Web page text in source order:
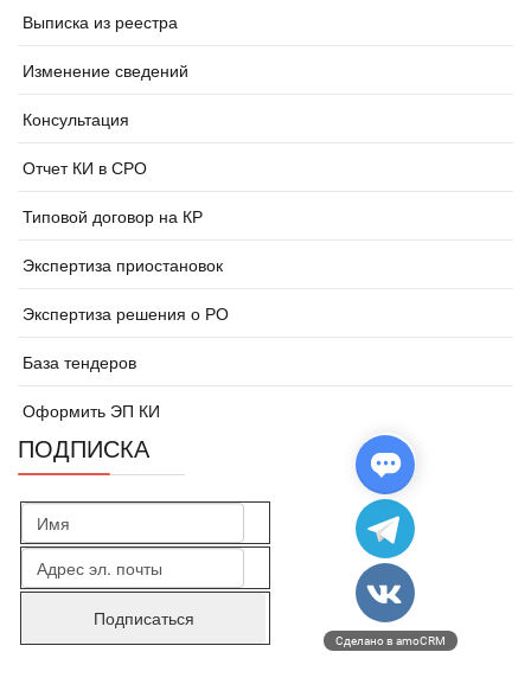
Выписка из реестра
Изменение сведений
Консультация
Отчет КИ в СРО
Типовой договор на КР
Экспертиза приостановок
Экспертиза решения о РО
База тендеров
Оформить ЭП КИ
ПОДПИСКА
Сделано в amoCRM